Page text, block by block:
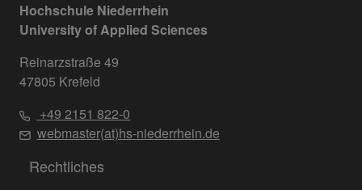
Hochschule Niederrhein
University of Applied Sciences
Reinarzstraße 49
47805 Krefeld
+49 2151 822-0
webmaster(at)hs-niederrhein.de
Rechtliches